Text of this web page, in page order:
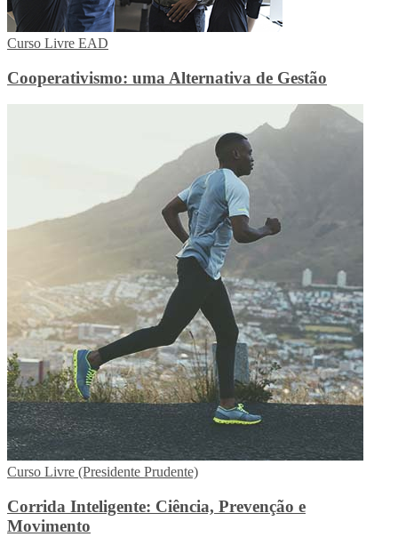
Curso Livre EAD
Cooperativismo: uma Alternativa de Gestão
Curso Livre (Presidente Prudente)
Corrida Inteligente: Ciência, Prevenção e
Movimento